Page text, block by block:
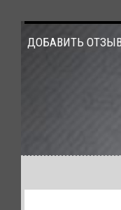
ДОБАВИТЬ ОТЗЫВ